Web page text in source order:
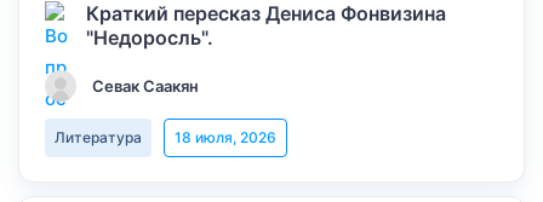
Краткий пересказ Дениса Фонвизина
"Недоросль".
Севак Саакян
Литература 18 июля, 2026